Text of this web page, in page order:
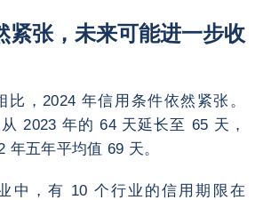
紧张，未来可能进一步收
比，2024 年信用条件依然紧张。
2023 年的 64 天延长至 65 天，
年五年平均值 69 天。
中，有 10 个行业的信用期限在